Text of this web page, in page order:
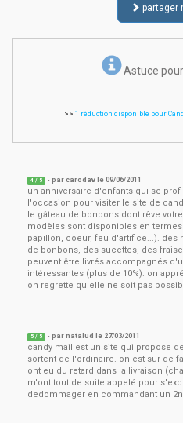
partager
Astuce
>> 1 réduction disponible pour
4 / 5 - parcarodav le09/06/2011
un anniversaire d'enfants qui se
l'occasion pour visiter le site de
le gâteau de bonbons dont rêve
modèles sont disponibles en
papillon, coeur, feu d'artifice...). des
de bonbons, des sucettes, des
peuvent être livrés accompagnés
intéressantes (plus de 10%). on
on regrette qu'elle ne soit pas
5 / 5 - parnatalud le 27/03/2011
candy mail est un site qui propose
sortent de l'ordinaire. on est sur de
ont eu du retard dans la livraison
m'ont tout de suite appelé pour
dedommager en commandant un